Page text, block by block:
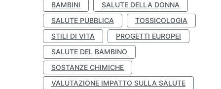
BAMBINI
SALUTE DELLA DONNA
SALUTE PUBBLICA
TOSSICOLOGIA
STILI DI VITA
PROGETTI EUROPEI
SALUTE DEL BAMBINO
SOSTANZE CHIMICHE
VALUTAZIONE IMPATTO SULLA SALUTE